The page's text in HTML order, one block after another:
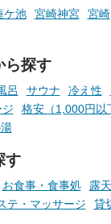
める占いで、“ととの
時間を、もっと特別
ケ池 宮崎神宮 宮崎
ら探す
呂 サウナ 冷え性
格安（1,000円以
す
お食事・食事処 露
テ・マッサージ 貸